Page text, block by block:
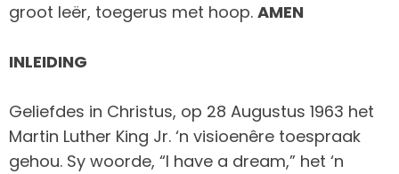
groot leër, toegerus met hoop. AMEN
INLEIDING
Geliefdes in Christus, op 28 Augustus 1963 het
Martin Luther King Jr. ‘n visioenêre toespraak
gehou. Sy woorde, “I have a dream,” het ‘n